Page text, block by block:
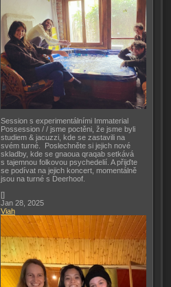
Session s experimentálními Immaterial
Possession / / jsme poctěni, že jsme byli
studiem & jacuzzi, kde se zastavili na
svém turné. Poslechněte si jejich nové
skladby, kde se gnaoua qraqab setkává
s tajemnou folkovou psychedelií. A přijďte
se podívat na jejich koncert, momentálně
jsou na turné s Deerhoof.
[]
Jan 28, 2025
Viah